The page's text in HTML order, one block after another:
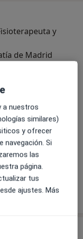
y
de Madrid
como en
Crohn
+25
experiencia
a nuestros
similares)
y ofrecer
navegación. Si
las
página.
tus
ajustes. Más